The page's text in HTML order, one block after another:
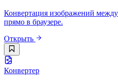
Конвертация изображений
прямо в браузере.
Открыть
Конвертер